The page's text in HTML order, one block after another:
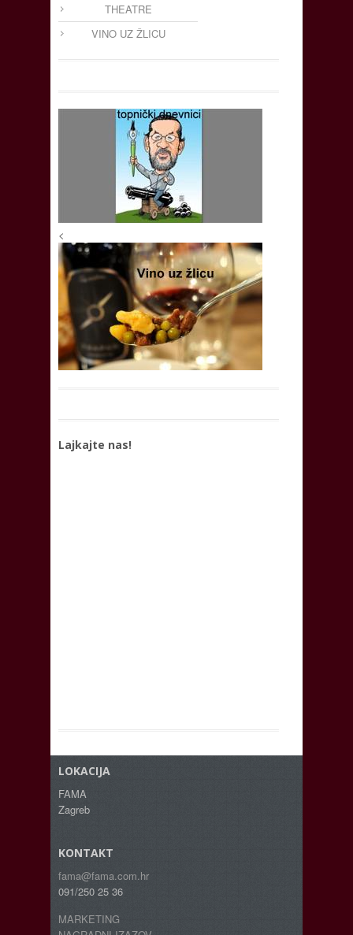
THEATRE
VINO UZ ŽLICU
<
Lajkajte nas!
LOKACIJA
FAMA
Zagreb
KONTAKT
fama@fama.com.hr
091/250 25 36
MARKETING